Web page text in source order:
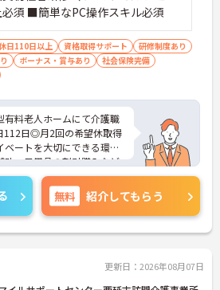
須 ■簡単なPC操作スキル必須
日110日以上 資格取得サポート
研修制度あり
ボーナス・賞与あり
社会保険完備
有料老人ホームにて介護職
112日◎月2回の希望休取得
ートを大切にできる環境
助・日用品の割引購入など
ため、安心して長く働ける
ご興味ある方は面接ポイ
お気軽にご連絡くださ
無料 紹介してもらう
更新日：2026年08月07日